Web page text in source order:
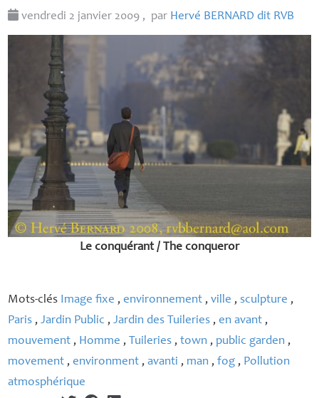
vendredi 2 janvier 2009 , par Hervé BERNARD dit RVB
Le conquérant / The conqueror
Mots-clés Image fixe ,environnement ,ville ,sculpture ,
Paris ,Jardin Public ,Jardin des Tuileries ,en avant ,
mouvement , Homme , Tuileries ,town , public garden ,
movement ,environment ,avanti , man ,fog , Pollution
atmosphérique